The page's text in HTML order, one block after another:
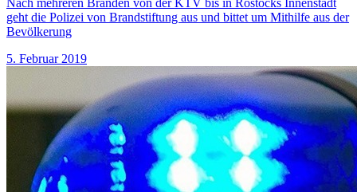
geht die Polizei von Brandstiftung aus und bittet um Mithilfe aus der
Bevölkerung
5. Februar 2019